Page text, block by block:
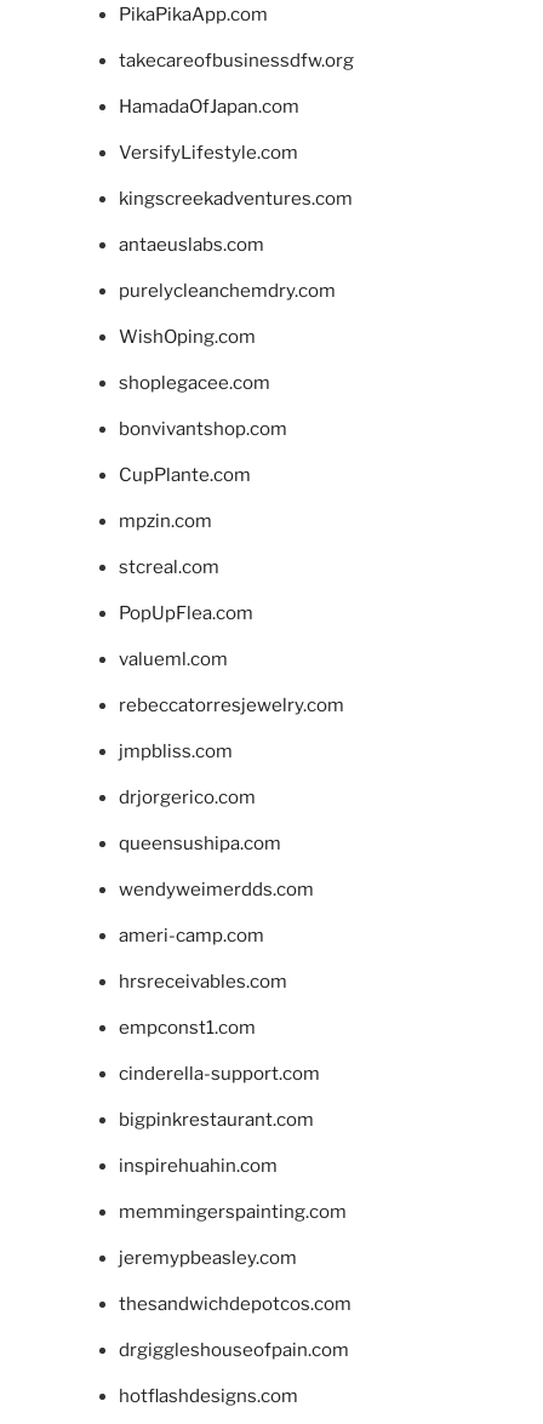
PikaPikaApp.com
takecareofbusinessdfw.org
HamadaOfJapan.com
VersifyLifestyle.com
kingscreekadventures.com
antaeuslabs.com
purelycleanchemdry.com
WishOping.com
shoplegacee.com
bonvivantshop.com
CupPlante.com
mpzin.com
stcreal.com
PopUpFlea.com
valueml.com
rebeccatorresjewelry.com
jmpbliss.com
drjorgerico.com
queensushipa.com
wendyweimerdds.com
ameri-camp.com
hrsreceivables.com
empconst1.com
cinderella-support.com
bigpinkrestaurant.com
inspirehuahin.com
memmingerspainting.com
jeremypbeasley.com
thesandwichdepotcos.com
drgiggleshouseofpain.com
hotflashdesigns.com